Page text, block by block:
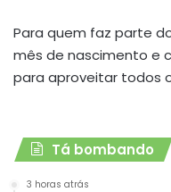
Para quem faz parte
mês de nascimento e
para aproveitar todos
Tá bombando
3 horas atrás